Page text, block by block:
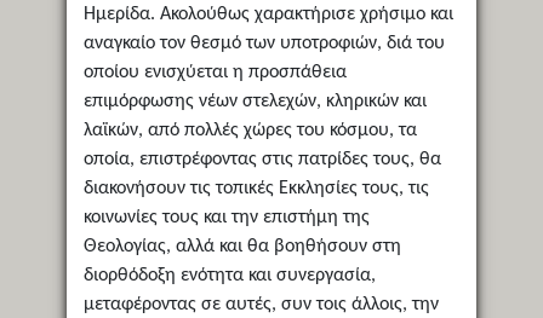
Ημερίδα. Ακολούθως χαρακτήρισε χρήσιμο και
αναγκαίο τον θεσμό των υποτροφιών, διά του
οποίου ενισχύεται η προσπάθεια
επιμόρφωσης νέων στελεχών, κληρικών και
λαϊκών, από πολλές χώρες του κόσμου, τα
οποία, επιστρέφοντας στις πατρίδες τους, θα
διακονήσουν τις τοπικές Εκκλησίες τους, τις
κοινωνίες τους και την επιστήμη της
Θεολογίας, αλλά και θα βοηθήσουν στη
διορθόδοξη ενότητα και συνεργασία,
μεταφέροντας σε αυτές, συν τοις άλλοις, την